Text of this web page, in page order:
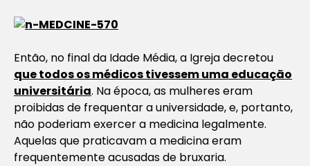
Então, no final da Idade Média, a Igreja decretou
que todos os médicos tivessem uma educação
universitária. Na época, as mulheres eram
proibidas de frequentar a universidade, e, portanto,
não poderiam exercer a medicina legalmente.
Aquelas que praticavam a medicina eram
frequentemente acusadas de bruxaria.